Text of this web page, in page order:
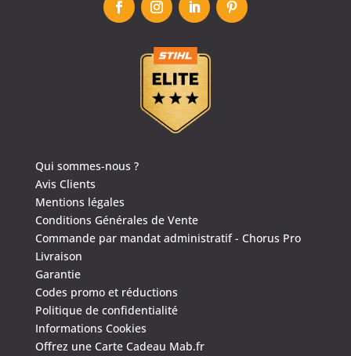
Qui sommes-nous ?
Avis Clients
Mentions légales
Conditions Générales de Vente
Commande par mandat administratif - Chorus Pro
Livraison
Garantie
Codes promo et réductions
Politique de confidentialité
Informations Cookies
Offrez une Carte Cadeau Mab.fr